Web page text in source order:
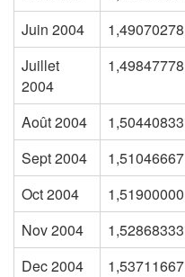
Juin 2004
1,49070278
Juillet
2004
1,49847778
Août 2004 1,50440833
Sept 2004
1,51046667
Oct 2004
1,51900000
Nov 2004
1,52868333
Dec 2004
1,53711667